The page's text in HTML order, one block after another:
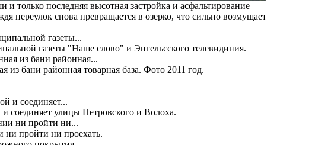
только последняя высотная застройка и асфальтирование
переулок снова превращается в озерко, что сильно возмущает
газеты "Наше слово" и Энгельсского телевидиния.
бани районная товарная база. Фото 2011 год.
соединяет улицы Петровского и Волоха.
ни пройти ни проехать.